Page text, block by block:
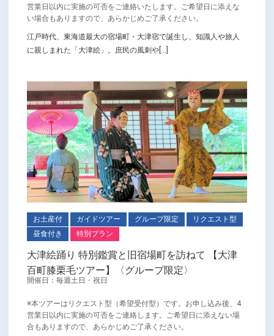
営業日以内に実施の可否をご連絡いたします。ご希望日に添えな
い場合もありますので、あらかじめご了承ください。
江戸時代、東海道最大の宿場町・大津宿で誕生し、知識人や旅人
に親しまれた「大津絵」。庶民の風刺や[...]
お土産付 ガイドツアー グループ限定
リクエスト型
昼食付き
特別プラン
大津絵踊り 特別鑑賞と旧宿場町を訪ねて 【大津
百町膝栗毛ツアー】〈グループ限定〉
開催日：毎週土日・祝日
※本ツアーはリクエスト型（希望受付型）です。お申し込み後、4
営業日以内に実施の可否をご連絡します。ご希望日に添えない場
合もありますので、あらかじめご了承ください。